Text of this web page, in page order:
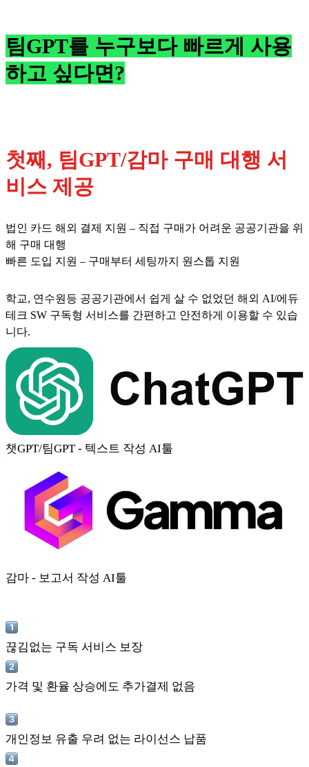
팀GPT를 누구보다 빠르게 사용
하고 싶다면?
첫째, 팀GPT/감마 구매 대행 서
비스 제공
법인 카드 해외 결제 지원 – 직접 구매가 어려운 공공기관을 위
해 구매 대행
빠른 도입 지원 – 구매부터 세팅까지 원스톱 지원
학교, 연수원등 공공기관에서 쉽게 살 수 없었던 해외 AI/에듀
테크 SW 구독형 서비스를 간편하고 안전하게 이용할 수 있습
니다.
챗GPT/팀GPT - 텍스트 작성 AI툴
감마 - 보고서 작성 AI툴
끊김없는 구독 서비스 보장
가격 및 환율 상승에도 추가결제 없음
개인정보 유출 우려 없는 라이선스 납품